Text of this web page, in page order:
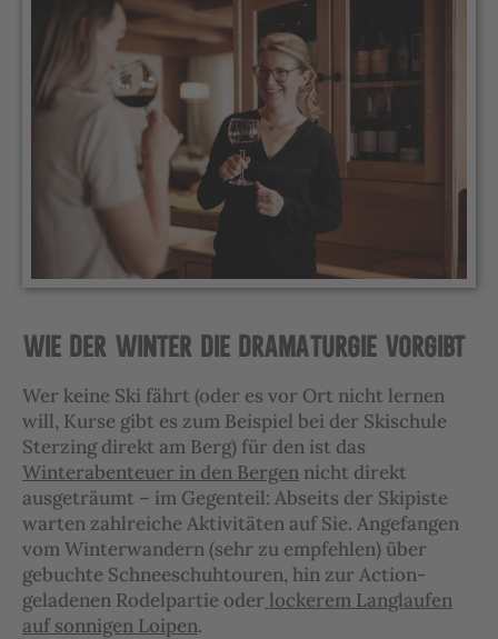
WIE DER WINTER DIE DRAMATURGIE VORGIBT
Wer keine Ski fährt (oder es vor Ort nicht lernen
will, Kurse gibt es zum Beispiel bei der Skischule
Sterzing direkt am Berg) für den ist das
Winterabenteuer in den Bergen nicht direkt
ausgeträumt – im Gegenteil: Abseits der Skipiste
warten zahlreiche Aktivitäten auf Sie. Angefangen
vom Winterwandern (sehr zu empfehlen) über
gebuchte Schneeschuhtouren, hin zur Action-
geladenen Rodelpartie oder lockerem Langlaufen
auf sonnigen Loipen.